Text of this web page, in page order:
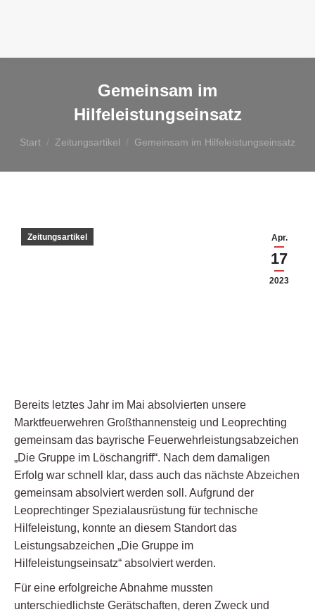
Gemeinsam im
Hilfeleistungseinsatz
Start Zeitungsartikel Gemeinsam im Hilfeleistungseinsatz
Apr.
17
2023
Zeitungsartikel
Bereits letztes Jahr im Mai absolvierten unsere
Marktfeuerwehren Großthannensteig und Leoprechting
gemeinsam das bayrische Feuerwehrleistungsabzeichen
„Die Gruppe im Löschangriff“. Nach dem damaligen
Erfolg war schnell klar, dass auch das nächste Abzeichen
gemeinsam absolviert werden soll. Aufgrund der
Leoprechtinger Spezialausrüstung für technische
Hilfeleistung, konnte an diesem Standort das
Leistungsabzeichen „Die Gruppe im
Hilfeleistungseinsatz“ absolviert werden.
Für eine erfolgreiche Abnahme mussten
unterschiedlichste Gerätschaften, deren Zweck und